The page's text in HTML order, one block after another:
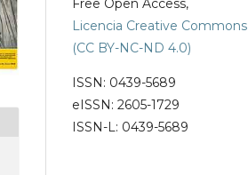
Free Open Access,
Licencia Creative Commons
(CC BY-NC-ND 4.0)
ISSN: 0439-5689
eISSN: 2605-1729
ISSN-L: 0439-5689